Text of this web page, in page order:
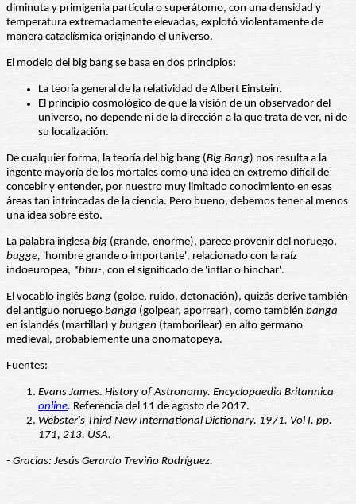
diminuta y primigenia partícula o superátomo, con una densidad y
temperatura extremadamente elevadas, explotó violentamente de
manera cataclísmica originando el universo.
El modelo del big bang se basa en dos principios:
La teoría general de la relatividad de Albert Einstein.
El principio cosmológico de que la visión de un observador del
universo, no depende ni de la dirección a la que trata de ver, ni de
su localización.
De cualquier forma, la teoría del big bang (Big Bang) nos resulta a la
ingente mayoría de los mortales como una idea en extremo difícil de
concebir y entender, por nuestro muy limitado conocimiento en esas
áreas tan intrincadas de la ciencia. Pero bueno, debemos tener al menos
una idea sobre esto.
La palabra inglesa big (grande, enorme), parece provenir del noruego,
bugge, 'hombre grande o importante', relacionado con la raíz
indoeuropea, *bhu-, con el significado de 'inflar o hinchar'.
El vocablo inglés bang (golpe, ruido, detonación), quizás derive también
del antiguo noruego banga (golpear, aporrear), como también banga
en islandés (martillar) y bungen (tamborilear) en alto germano
medieval, probablemente una onomatopeya.
Fuentes:
Evans James. History of Astronomy. Encyclopaedia Britannica
online. Referencia del 11 de agosto de 2017.
Webster's Third New International Dictionary. 1971. Vol I. pp.
171, 213. USA.
- Gracias: Jesús Gerardo Treviño Rodríguez.